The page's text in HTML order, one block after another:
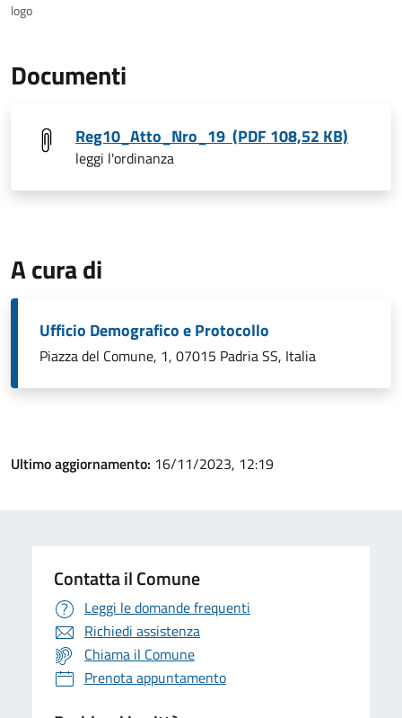
logo
Documenti
Reg10_Atto_Nro_19 (PDF 108,52 KB)
leggi l'ordinanza
A cura di
Ufficio Demografico e Protocollo
Piazza del Comune, 1, 07015 Padria SS, Italia
Ultimo aggiornamento: 16/11/2023, 12:19
Contatta il Comune
Leggi le domande frequenti
Richiedi assistenza
Chiama il Comune
Prenota appuntamento